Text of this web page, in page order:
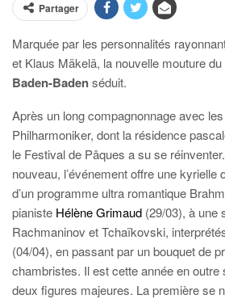
Partager
Marquée par les personnalités
et Klaus Mäkelä, la nouvelle mouture du
Baden-Badenséduit.
Après un long compagnonnage avec
Philharmoniker, dont la résidence
le Festival de Pâques a su se
nouveau, l’événement offre une kyrielle
d’un programme ultra romantique
pianiste Hélène Grimaud (29/03), à une
Rachmaninov et Tchaïkovski,
(04/04), en passant par un bouquet de
chambristes. Il est cette année en outre
deux figures majeures. La première se